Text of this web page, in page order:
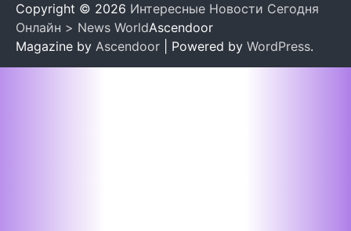
Copyright © 2026 Интересные Новости Сегодня
Онлайн > News WorldAscendoor
Magazine by Ascendoor | Powered by WordPress.